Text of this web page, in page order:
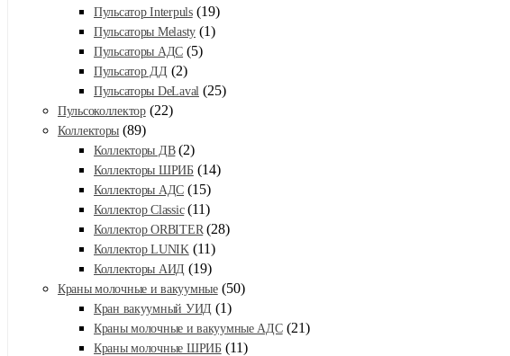
Пульсатор Interpuls (19)
Пульсаторы Melasty (1)
Пульсаторы АДС (5)
Пульсатор ДД (2)
Пульсаторы DeLaval (25)
Пульсоколлектор (22)
Коллекторы (89)
Коллекторы ДВ (2)
Коллекторы ШРИБ (14)
Коллекторы АДС (15)
Коллектор Classic (11)
Коллектор ORBITER (28)
Коллектор LUNIK (11)
Коллекторы АИД (19)
Краны молочные и вакуумные (50)
Кран вакуумный УИД (1)
Краны молочные и вакуумные АДС (21)
Краны молочные ШРИБ (11)